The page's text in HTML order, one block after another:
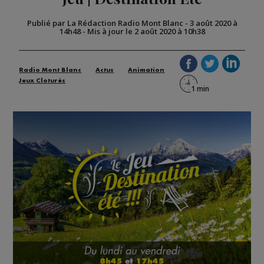
Publié par La Rédaction Radio Mont Blanc - 3 août 2020 à
14h48- Mis à jour le 2 août 2020 à 10h38
Radio Mont Blanc Actus
Animation
Jeux Cloturés